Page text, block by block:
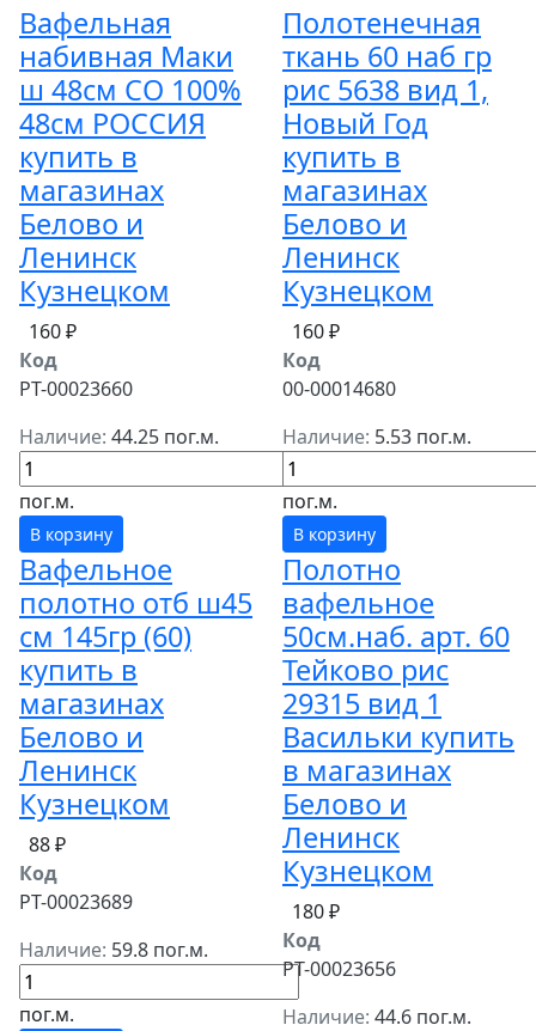
Вафельная
набивная Маки
ш 48см СО 100%
48см РОССИЯ
купить в
магазинах
Белово и
Ленинск
Кузнецком
160 ₽
Код
РТ-00023660
Наличие: 44.25 пог.м.
пог.м.
В корзину
Полотенечная
ткань 60 наб гр
рис 5638 вид 1,
Новый Год
купить в
магазинах
Белово и
Ленинск
Кузнецком
160 ₽
Код
00-00014680
Наличие: 5.53 пог.м.
пог.м.
В корзину
Вафельное
полотно отб ш45
см 145гр (60)
купить в
магазинах
Белово и
Ленинск
Кузнецком
88 ₽
Код
РТ-00023689
Наличие: 59.8 пог.м.
пог.м.
Полотно
вафельное
50см.наб. арт. 60
Тейково рис
29315 вид 1
Васильки купить
в магазинах
Белово и
Ленинск
Кузнецком
180 ₽
Код
РТ-00023656
Наличие: 44.6 пог.м.